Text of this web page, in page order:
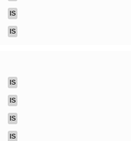
IS
IS
IS
IS
IS
IS